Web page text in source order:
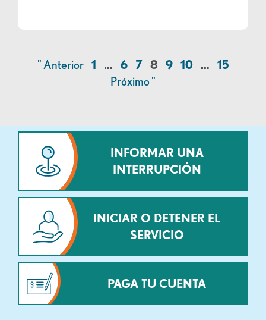
" Anterior 1 … 6 7 8 9 10 …
15
Próximo "
INFORMAR UNA
INTERRUPCIÓN
INICIAR O DETENER EL
SERVICIO
PAGA TU CUENTA